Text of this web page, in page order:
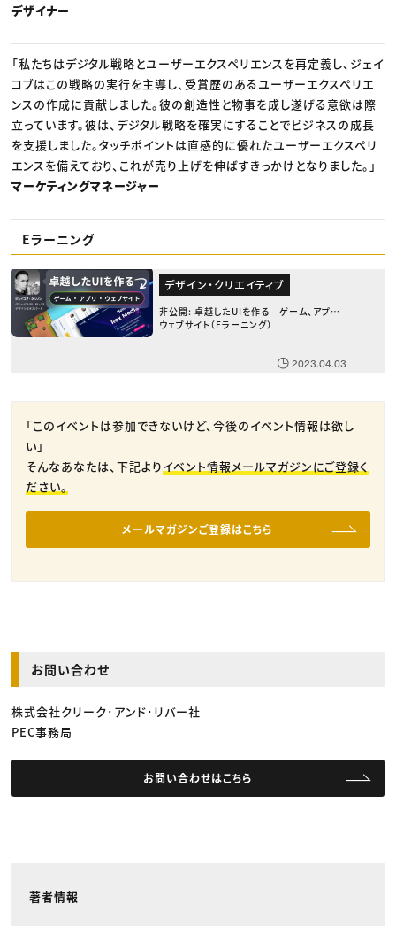
デザイナー
「私たちはデジタル戦略とユーザーエクスペリエンスを再定義し、ジェイ
コブはこの戦略の実行を主導し、受賞歴のあるユーザーエクスペリエ
ンスの作成に貢献しました。彼の創造性と物事を成し遂げる意欲は際
立っています。彼は、デジタル戦略を確実にすることでビジネスの成長
を支援しました。タッチポイントは直感的に優れたユーザーエクスペリ
エンスを備えており、これが売り上げを伸ばすきっかけとなりました。」
マーケティングマネージャー
Eラーニング
デザイン・クリエイティブ
非公開: 卓越したUIを作る ゲーム、アプリ、
ウェブサイト（Eラーニング）
2023.04.03
「このイベントは参加できないけど、今後のイベント情報は欲し
い」
そんなあなたは、下記よりイベント情報メールマガジンにご登録く
ださい。
メールマガジンご登録はこちら
お問い合わせ
株式会社クリーク･アンド･リバー社
PEC事務局
お問い合わせはこちら
著者情報